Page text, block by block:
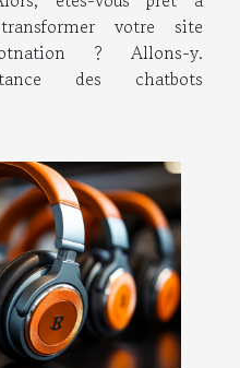
votre site
? Allons-y.
des chatbots